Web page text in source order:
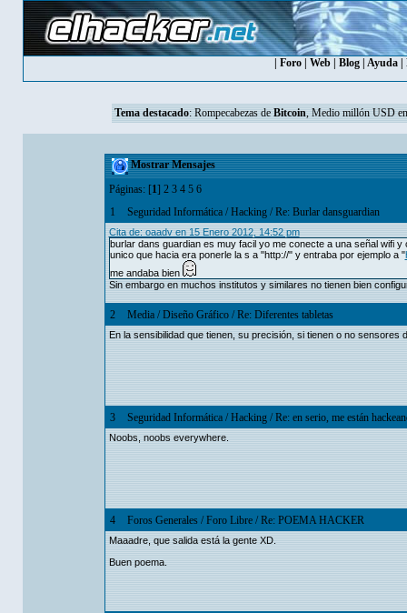
Foro| Web| Blog| Ayuda|
Tema destacado: Rompecabezas de Bitcoin, Medio millón USD
Mostrar Mensajes
Páginas: [1] 2 3 4 5 6
1
Seguridad Informática/Hacking/Re: Burlar dansguardian
Cita de: oaadv en 15 Enero 2012, 14:52 pm
burlar dans guardian es muy facil yo me conecte a una señal wifi
unico que hacia era ponerle la s a "http://" y entraba por ejemplo a "
me andaba bien
Sin embargo en muchos institutos y similares no tienen bien
2 Media/Diseño Gráfico/Re: Diferentes tabletas
En la sensibilidad que tienen, su precisión, si tienen o no
3 Seguridad Informática/Hacking/Re: en serio, me están
Noobs, noobs everywhere.
4 Foros Generales/Foro Libre/Re: POEMA HACKER
Maaadre, que salida está la gente XD.
Buen poema.